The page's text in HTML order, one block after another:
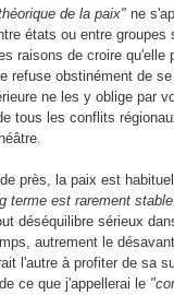
de la paix" ne
états ou entre groupes
raisons de croire qu'elle
refuse obstinément de
ne les y oblige par
tous les conflits
de près, la paix est
terme est rarement stable
déséquilibre sérieux
autrement le
l'autre à profiter de sa
ce que j'appellerai le